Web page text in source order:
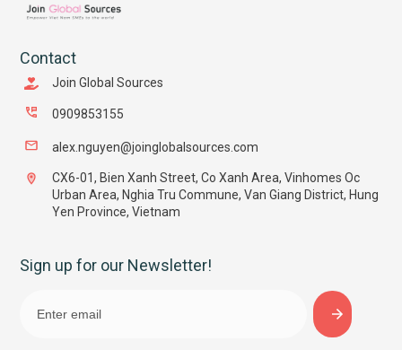
Contact
Join Global Sources
0909853155
alex.nguyen@joinglobalsources.com
CX6-01, Bien Xanh Street, Co Xanh Area, Vinhomes Oc
Urban Area, Nghia Tru Commune, Van Giang District, Hung
Yen Province, Vietnam
Sign up for our Newsletter!